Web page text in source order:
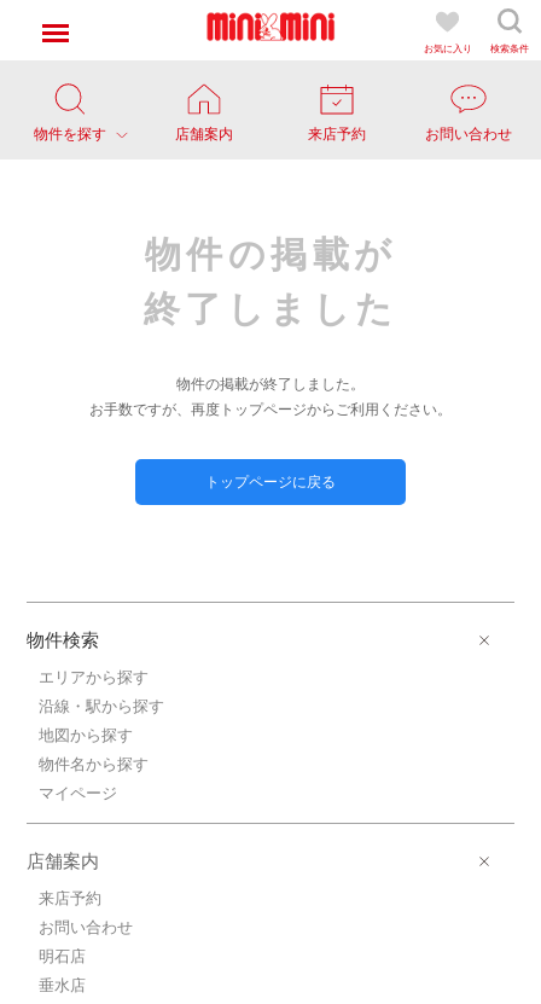
お気に入り 検索条件
物件を探す 店舗案内 来店予約 お問い合わせ
物件の掲載が
終了しました
物件の掲載が終了しました。
お手数ですが、再度トップページからご利用ください。
トップページに戻る
物件検索
エリアから探す
沿線・駅から探す
地図から探す
物件名から探す
マイページ
店舗案内
来店予約
お問い合わせ
明石店
垂水店